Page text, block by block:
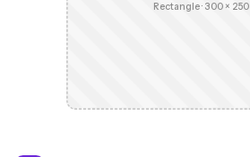
Rectangle · 300 × 250